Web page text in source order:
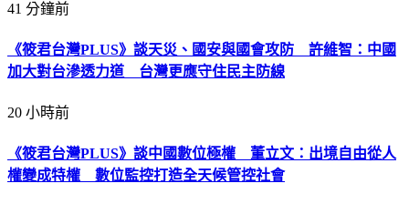
41 分鐘前
《筱君台灣PLUS》談天災、國安與國會攻防 許維智：中國
加大對台滲透力道 台灣更應守住民主防線
20 小時前
《筱君台灣PLUS》談中國數位極權 董立文：出境自由從人
權變成特權 數位監控打造全天候管控社會